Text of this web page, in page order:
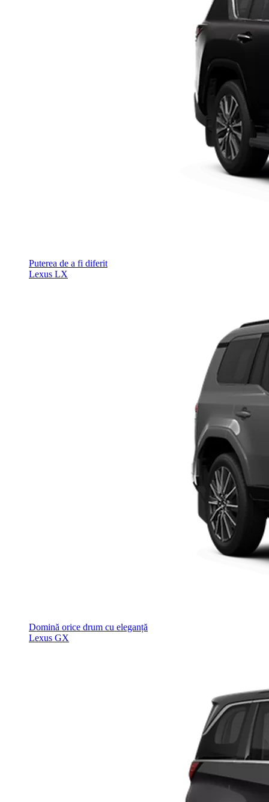
Puterea de a fi diferit
Lexus LX
Domină orice drum cu eleganță
Lexus GX